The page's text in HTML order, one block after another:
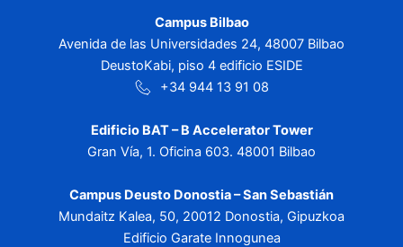
Campus Bilbao
Avenida de las Universidades 24, 48007 Bilbao
DeustoKabi, piso 4 edificio ESIDE
+34 944 13 91 08
Edificio BAT – B Accelerator Tower
Gran Vía, 1. Oficina 603. 48001 Bilbao
Campus Deusto Donostia – San Sebastián
Mundaitz Kalea, 50, 20012 Donostia, Gipuzkoa
Edificio Garate Innogunea